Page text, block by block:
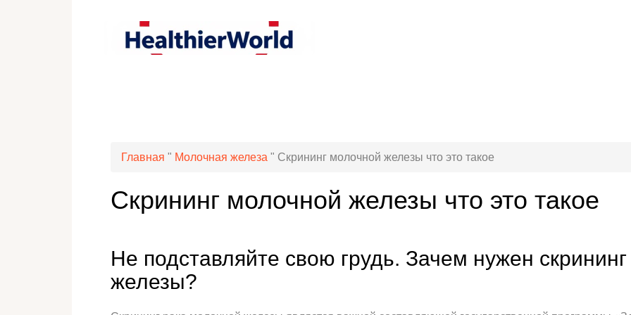
Главная " Молочная железа " Скрининг молочной железы что это такое
Скрининг молочной железы что это такое
Не подставляйте свою грудь. Зачем нужен
железы?